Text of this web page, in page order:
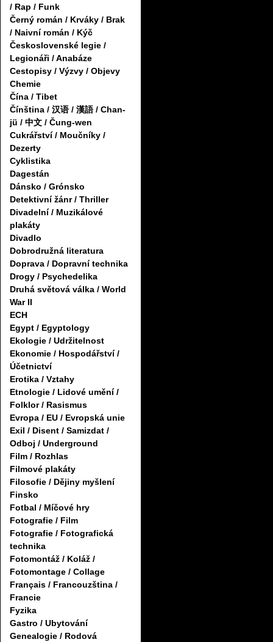
/ Rap / Funk
Černý román / Krváky / Brak
/ Naivní román / Kýč
Československé legie /
Legionáři / Anabáze
Cestopisy / Výzvy / Objevy
Chemie
Čína / Tibet
Čínština / 汉语 / 漢語 / Chan-
jü / 中文 / Čung-wen
Cukrářství / Moučníky /
Dezerty
Cyklistika
Dagestán
Dánsko / Grónsko
Detektivní žánr / Thriller
Divadelní / Muzikálové
plakáty
Divadlo
Dobrodružná literatura
Doprava / Dopravní technika
Drogy / Psychedelika
Druhá světová válka / World
War II
ECH
Egypt / Egyptology
Ekologie / Udržitelnost
Ekonomie / Hospodářství /
Účetnictví
Erotika / Vztahy
Etnologie / Lidové umění /
Folklor / Rasismus
Evropa / EU / Evropská unie
Exil / Disent / Samizdat /
Odboj / Underground
Film / Rozhlas
Filmové plakáty
Filosofie / Dějiny myšlení
Finsko
Fotbal / Míčové hry
Fotografie / Film
Fotografie / Fotografická
technika
Fotomontáž / Koláž /
Fotomontage / Collage
Français / Francouzština /
Francie
Fyzika
Gastro / Ubytování
Genealogie / Rodová